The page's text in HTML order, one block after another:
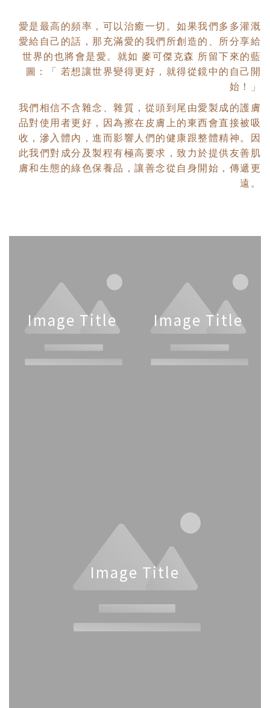
愛是最高的頻率，可以治癒一切。如果我們多多灌溉
愛給自己的話，那充滿愛的我們所創造的、所分享給
世界的也將會是愛。就如 麥可傑克森 所留下來的藍
圖：「 若想讓世界變得更好，就得從鏡中的自己開
始！」
我們相信不含雜念、雜質，從頭到尾由愛製成的護膚
品對使用者更好，因為擦在皮膚上的東西會直接被吸
收，滲入體內，進而影響人們的健康跟整體精神。因
此我們對成分及製程有極高要求，致力於提供友善肌
膚和生態的綠色保養品，讓善念從自身開始，傳遞更
遠。
Image Title Image Title
Image Title